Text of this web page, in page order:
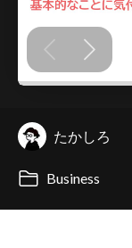
たかしろ
Business